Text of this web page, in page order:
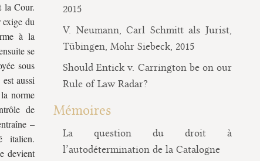
la Cour.
du
à la
se
sous
aussi
norme
de
–
italien.
devient
2015
V. Neumann, Carl Schmitt als Jurist,
Tübingen, Mohr Siebeck, 2015
Should Entick v. Carrington be on our
Rule of Law Radar?
Mémoires
La question du droit à
l’autodétermination de la Catalogne